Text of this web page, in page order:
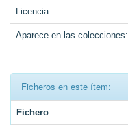
Licencia:
Aparece en las colecciones:
Ficheros en este ítem:
Fichero